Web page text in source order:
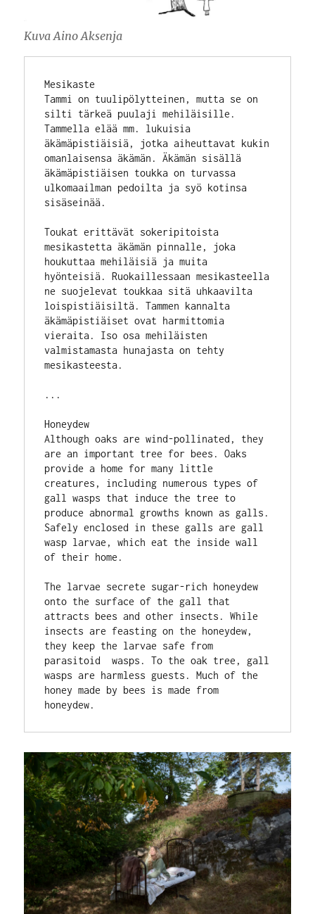
Kuva Aino Aksenja
Mesikaste
Tammi on tuulipölytteinen, mutta se on
silti tärkeä puulaji mehiläisille.
Tammella elää mm. lukuisia
äkämäpistiäisiä, jotka aiheuttavat kukin
omanlaisensa äkämän. Äkämän sisällä
äkämäpistiäisen toukka on turvassa
ulkomaailman pedoilta ja syö kotinsa
sisäseinää.
Toukat erittävät sokeripitoista
mesikastetta äkämän pinnalle, joka
houkuttaa mehiläisiä ja muita
hyönteisiä. Ruokaillessaan mesikasteella
ne suojelevat toukkaa sitä uhkaavilta
loispistiäisiltä. Tammen kannalta
äkämäpistiäiset ovat harmittomia
vieraita. Iso osa mehiläisten
valmistamasta hunajasta on tehty
mesikasteesta.
...
Honeydew
Although oaks are wind-pollinated, they
are an important tree for bees. Oaks
provide a home for many little
creatures, including numerous types of
gall wasps that induce the tree to
produce abnormal growths known as galls.
Safely enclosed in these galls are gall
wasp larvae, which eat the inside wall
of their home.
The larvae secrete sugar-rich honeydew
onto the surface of the gall that
attracts bees and other insects. While
insects are feasting on the honeydew,
they keep the larvae safe from
parasitoid  wasps. To the oak tree, gall
wasps are harmless guests. Much of the
honey made by bees is made from
honeydew.